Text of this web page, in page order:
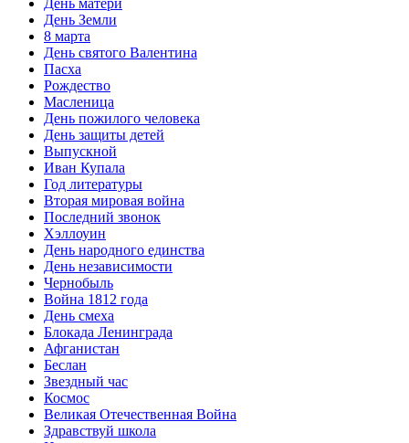
День матери
День Земли
8 марта
День святого Валентина
Пасха
Рождество
Масленица
День пожилого человека
День защиты детей
Выпускной
Иван Купала
Год литературы
Вторая мировая война
Последний звонок
Хэллоуин
День народного единства
День независимости
Чернобыль
Война 1812 года
День смеха
Блокада Ленинграда
Афганистан
Беслан
Звездный час
Космос
Великая Отечественная Война
Здравствуй школа